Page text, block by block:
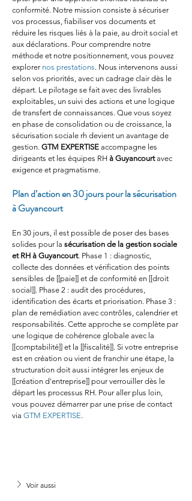
conformité. Notre mission consiste à sécuriser
vos processus, fiabiliser vos documents et
réduire les risques liés à la paie, au droit social et
aux déclarations. Pour comprendre notre
méthode et notre positionnement, vous pouvez
explorer nos prestations. Nous intervenons aussi
selon vos priorités, avec un cadrage clair dès le
départ. Le pilotage se fait avec des livrables
exploitables, un suivi des actions et une logique
de transfert de connaissances. Que vous soyez
en phase de consolidation ou de croissance, la
sécurisation sociale rh devient un avantage de
gestion. GTM EXPERTISE accompagne les
dirigeants et les équipes RH à Guyancourt avec
exigence et pragmatisme.
Plan d’action en 30 jours pour la sécurisation
à Guyancourt
En 30 jours, il est possible de poser des bases
solides pour la sécurisation de la gestion sociale
et RH à Guyancourt. Phase 1 : diagnostic,
collecte des données et vérification des points
sensibles de [[paie]] et de conformité en [[droit
social]]. Phase 2 : audit des procédures,
identification des écarts et priorisation. Phase 3 :
plan de remédiation avec contrôles, calendrier et
responsabilités. Cette approche se complète par
une logique de cohérence globale avec la
[[comptabilité]] et la [[fiscalité]]. Si votre entreprise
est en création ou vient de franchir une étape, la
structuration doit aussi intégrer les enjeux de
[[création d'entreprise]] pour verrouiller dès le
départ les processus RH. Pour aller plus loin,
vous pouvez démarrer par une prise de contact
via GTM EXPERTISE.
Voir aussi